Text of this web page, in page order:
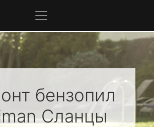
бензопил
Сланцы